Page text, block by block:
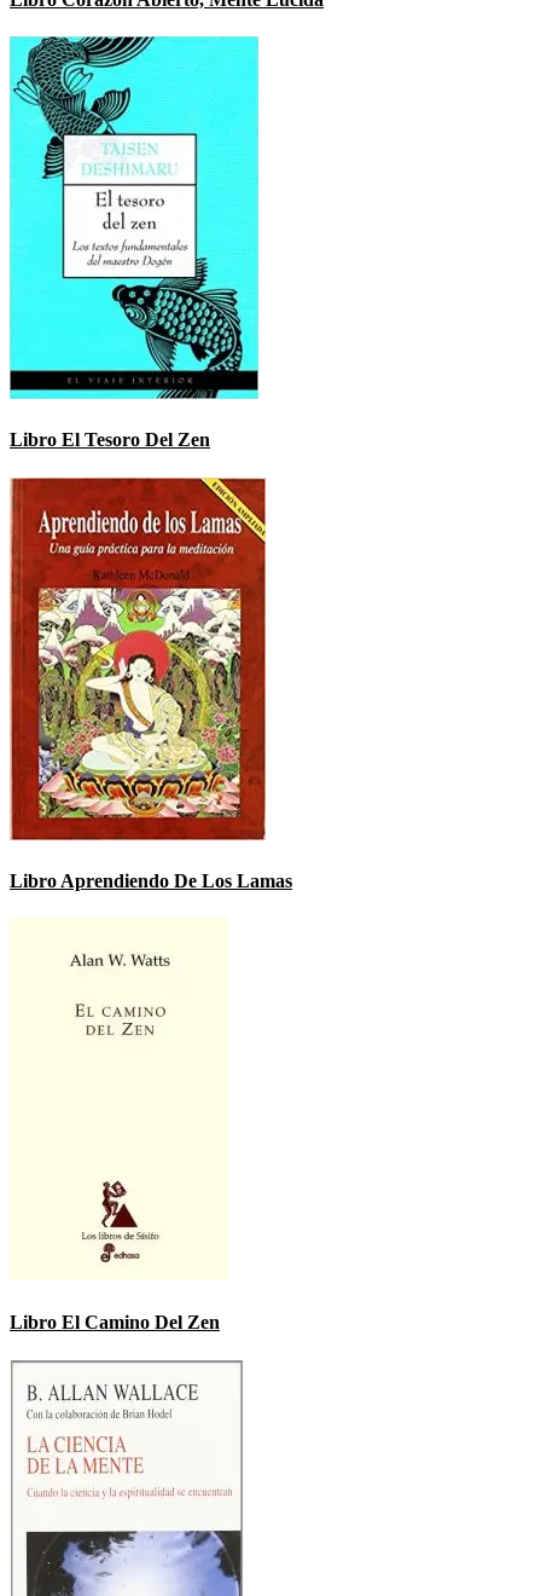
Libro El Tesoro Del Zen
Libro Aprendiendo De Los Lamas
Libro El Camino Del Zen